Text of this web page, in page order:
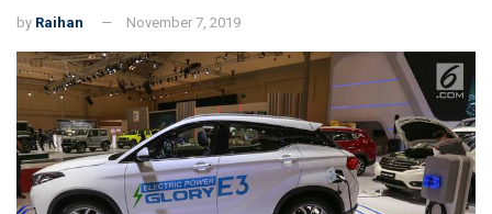
by Raihan November 7, 2019